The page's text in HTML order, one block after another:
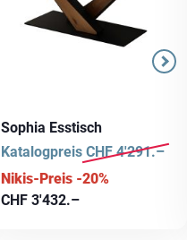
Sophia Esstisch
Katalogpreis CHF4'291.–
Nikis-Preis -20%
CHF 3'432.–